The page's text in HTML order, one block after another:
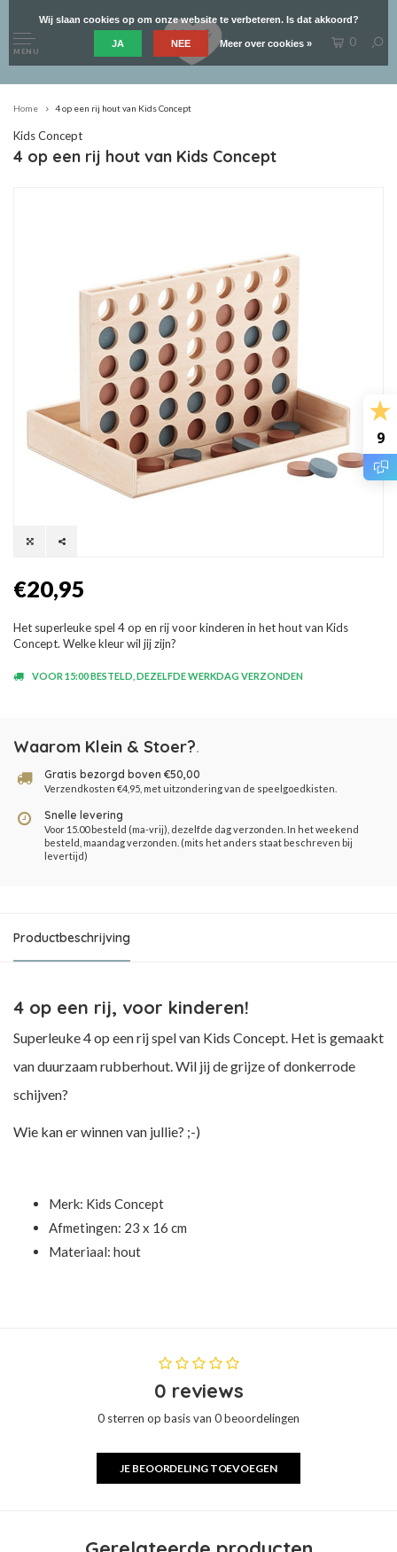
9
MENU
0
Home 4 op een rij hout van Kids Concept
Kids Concept
4 op een rij hout van Kids Concept
€20,95
Het superleuke spel 4 op en rij voor kinderen in het hout van Kids
Concept. Welke kleur wil jij zijn?
VOOR 15:00 BESTELD, DEZELFDE WERKDAG VERZONDEN
Waarom Klein & Stoer?.
Gratis bezorgd boven €50,00
Verzendkosten €4,95, met uitzondering van de speelgoedkisten.
Snelle levering
Voor 15.00 besteld (ma-vrij), dezelfde dag verzonden. In het weekend
besteld, maandag verzonden. (mits het anders staat beschreven bij
levertijd)
Productbeschrijving
4 op een rij, voor kinderen!
Superleuke 4 op een rij spel van Kids Concept. Het is gemaakt
van duurzaam rubberhout. Wil jij de grijze of donkerrode
schijven?
Wie kan er winnen van jullie? ;-)
Merk: Kids Concept
Afmetingen: 23 x 16 cm
Materiaal: hout
0 reviews
0 sterren op basis van 0 beoordelingen
JE BEOORDELING TOEVOEGEN
Wij slaan cookies op om onze website te verbeteren. Is dat akkoord?
JA NEE Meer over cookies »